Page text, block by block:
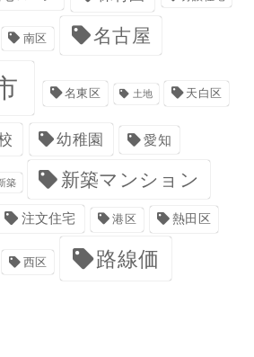
南区 名古屋
名東区 土地 天白区
幼稚園 愛知
築 新築マンション
注文住宅 港区 熱田区
西区 路線価